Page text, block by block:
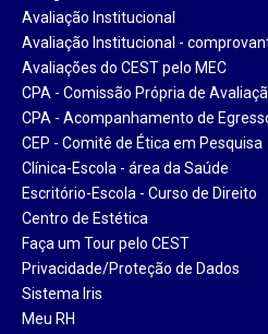
Avaliação Institucional
Avaliação Institucional -
Avaliações do CEST pelo MEC
CPA - Comissão Própria de
CPA - Acompanhamento de
CEP - Comitê de Ética em Pesquisa
Clínica-Escola - área da Saúde
Escritório-Escola - Curso de Direito
Centro de Estética
Faça um Tour pelo CEST
Privacidade/Proteção de Dados
Sistema Iris
Meu RH